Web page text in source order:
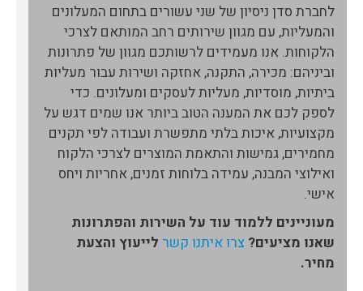
לחברת סדן ניסיון של שני עשורים בתחום המעלונים
והמעליות, עם מגוון שירותים רחב המותאם לצרכי
הלקוחות. אנו מעמידים לרשותכם מגוון של פתרונות
וביניהם: מכירה, התקנה, אחזקה ושירות עבור מעליות
ביתיות, מוסדיות, מעליות לעסקים ומעלונים. כדי
לספק לכם את המענה הטוב ביותר אנו שמים דגש על
מקצועיות, איכות בלתי מתפשרת ועבודה לפי תקנים
מחמירים, גמישות והתאמת המוצרים לצרכי הלקוח
ואילוצי המבנה, עמידה בלוחות זמנים, אחריות ויחס
אישי.
מעוניינים ללמוד עוד על השירות והפתרונות
שאנו מציעים? צרו איתנו קשר לייעוץ והצעת
מחיר.